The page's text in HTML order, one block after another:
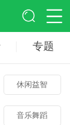
专题
休闲益智
音乐舞蹈